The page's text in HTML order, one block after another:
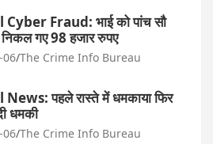
Fraud: भाई को पांच सौ
गए 98 हजार रुपए
06 The Crime Info Bureau
पहले रास्ते में धमकाया फिर
धमकी
06 The Crime Info Bureau